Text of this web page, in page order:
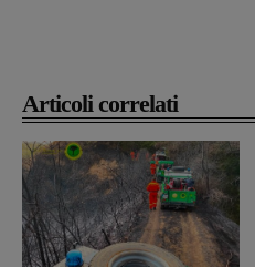
Articoli correlati